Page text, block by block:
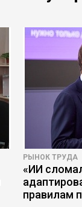
РЫНОК ТРУДА
«ИИ
правилам